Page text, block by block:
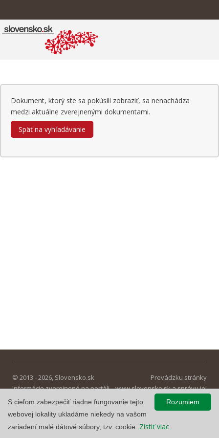
Dokument, ktorý ste sa pokúsili zobraziť, sa nenachádza
medzi aktuálne zverejnenými dokumentami.
Späť na vyhľadávanie
© 2013 - 2026, Slovensko.sk
Informácie zverejnené na portáli
majú informatívny charakter.
Prevádzku stránky
www.slovensko.sk a správu jej
obsahu zabezpečuje
Národná agentúra pre sieťové a
Rozumiem
S cieľom zabezpečiť riadne fungovanie tejto
webovej lokality ukladáme niekedy na vašom
zariadení malé dátové súbory, tzv. cookie. Zistiť viac